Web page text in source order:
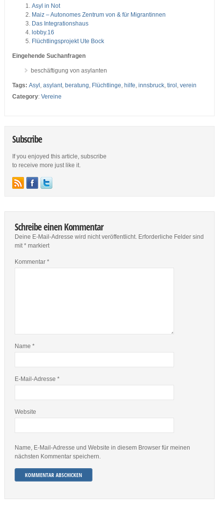
Asyl in Not
Maiz – Autonomes Zentrum von & für Migrantinnen
Das Integrationshaus
lobby.16
Flüchtlingsprojekt Ute Bock
Eingehende Suchanfragen
beschäftigung von asylanten
Tags: Asyl , asylant, beratung, Flüchtlinge, hilfe, innsbruck, tirol , verein
Category: Vereine
Subscribe
If you enjoyed this article, subscribe
to receive more just like it.
Schreibe einen Kommentar
Deine E-Mail-Adresse wird nicht veröffentlicht. Erforderliche Felder sind
mit*markiert
Kommentar *
Name *
E-Mail-Adresse *
Website
Name, E-Mail-Adresse und Website in diesem Browser für meinen
nächsten Kommentar speichern.